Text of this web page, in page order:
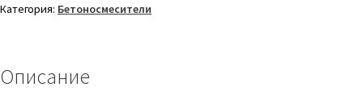
Категория: Бетоносмесители
Описание